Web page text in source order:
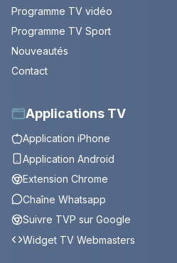
Programme TV vidéo
Programme TV Sport
Nouveautés
Contact
Applications TV
Application iPhone
Application Android
Extension Chrome
Chaîne Whatsapp
Suivre TVP sur Google
Widget TV Webmasters